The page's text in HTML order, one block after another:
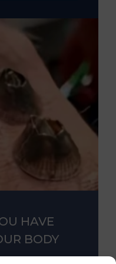
HAVE
BODY